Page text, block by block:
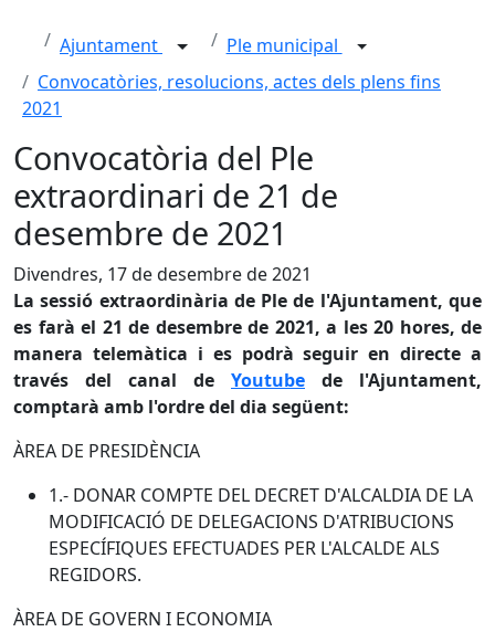
Ajuntament
Ple municipal
Convocatòries, resolucions, actes dels plens fins
2021
Convocatòria del Ple
extraordinari de 21 de
desembre de 2021
Divendres, 17 de desembre de 2021
La sessió extraordinària de Ple de l'Ajuntament, que
es farà el 21 de desembre de 2021, a les 20 hores, de
manera telemàtica i es podrà seguir en directe a
través del canal de Youtube de l'Ajuntament,
comptarà amb l'ordre del dia següent:
ÀREA DE PRESIDÈNCIA
1.- DONAR COMPTE DEL DECRET D'ALCALDIA DE LA
MODIFICACIÓ DE DELEGACIONS D'ATRIBUCIONS
ESPECÍFIQUES EFECTUADES PER L'ALCALDE ALS
REGIDORS.
ÀREA DE GOVERN I ECONOMIA